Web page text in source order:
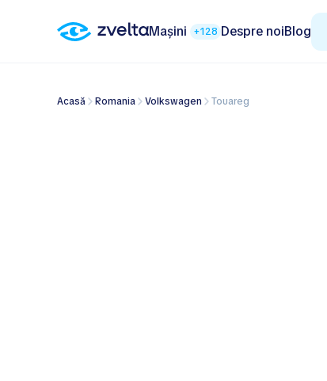
Mașini +128 Despre noiBlog
Acasă Romania Volkswagen Touareg